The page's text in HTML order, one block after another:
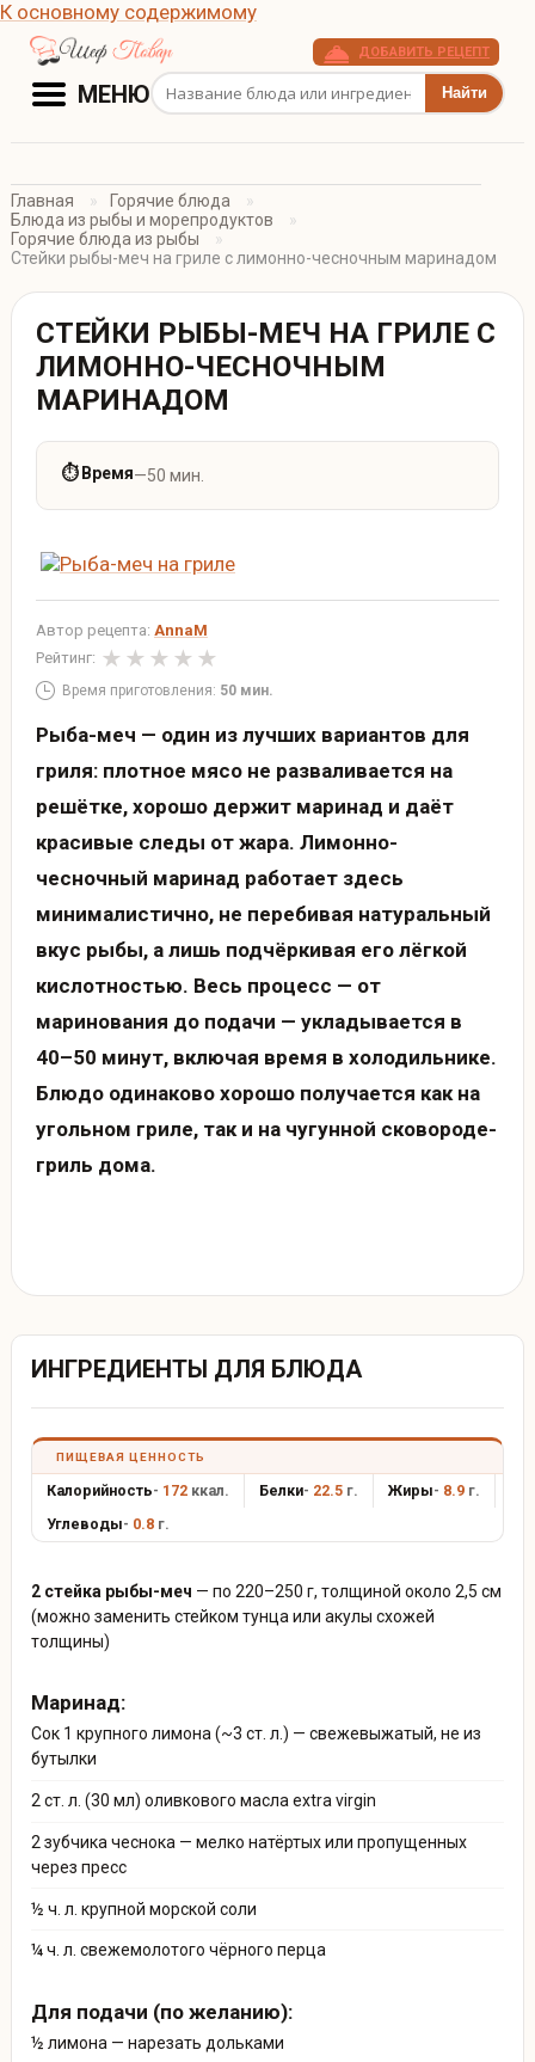
К основному содержимому
ДОБАВИТЬ РЕЦЕПТ
МЕНЮ Поиск рецептов
Главная
Горячие блюда
Блюда из рыбы и морепродуктов
Горячие блюда из рыбы
Стейки рыбы-меч на гриле с лимонно-чесночным маринадом
СТЕЙКИ РЫБЫ-МЕЧ НА ГРИЛЕ С
ЛИМОННО-ЧЕСНОЧНЫМ
МАРИНАДОМ
⏱ Время—50 мин.
Автор рецепта: AnnaM
Рейтинг:
Время приготовления: 50 мин.
Рыба-меч — один из лучших вариантов для
гриля: плотное мясо не разваливается на
решётке, хорошо держит маринад и даёт
красивые следы от жара. Лимонно-
чесночный маринад работает здесь
минималистично, не перебивая натуральный
вкус рыбы, а лишь подчёркивая его лёгкой
кислотностью. Весь процесс — от
маринования до подачи — укладывается в
40–50 минут, включая время в холодильнике.
Блюдо одинаково хорошо получается как на
угольном гриле, так и на чугунной сковороде-
гриль дома.
ИНГРЕДИЕНТЫ ДЛЯ БЛЮДА
ПИЩЕВАЯ ЦЕННОСТЬ
Калорийность- 172ккал. Белки- 22.5г. Жиры- 8.9г.
Углеводы- 0.8г.
2 стейка рыбы-меч — по 220–250 г, толщиной около 2,5 см
(можно заменить стейком тунца или акулы схожей
толщины)
Маринад:
Сок 1 крупного лимона (~3 ст. л.) — свежевыжатый, не из
бутылки
2 ст. л. (30 мл) оливкового масла extra virgin
2 зубчика чеснока — мелко натёртых или пропущенных
через пресс
½ ч. л. крупной морской соли
¼ ч. л. свежемолотого чёрного перца
Для подачи (по желанию):
½ лимона — нарезать дольками